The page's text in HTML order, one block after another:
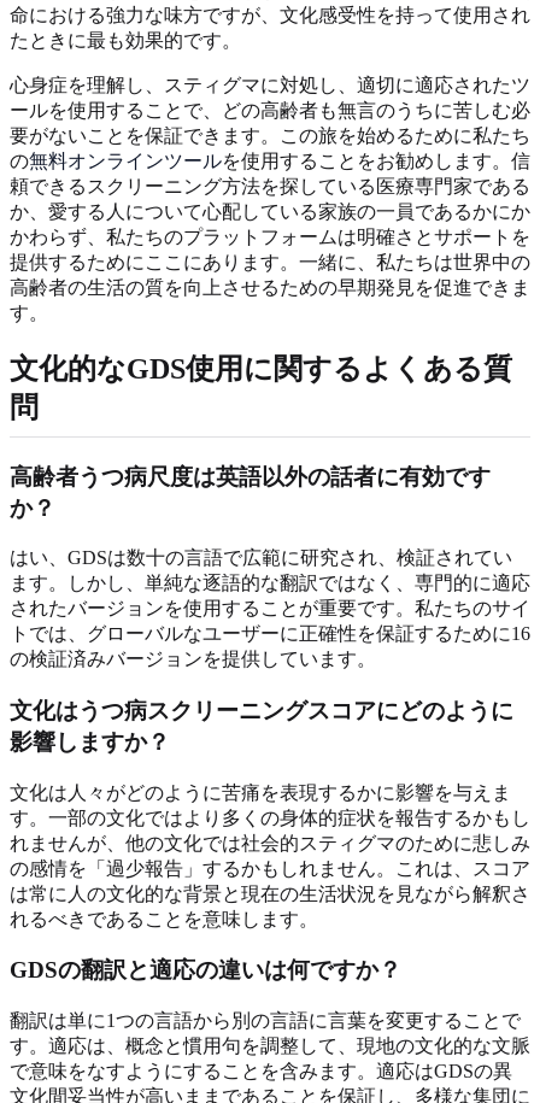
命における強力な味方ですが、文化感受性を持って使用され
たときに最も効果的です。
心身症を理解し、スティグマに対処し、適切に適応されたツ
ールを使用することで、どの高齢者も無言のうちに苦しむ必
要がないことを保証できます。この旅を始めるために私たち
の無料オンラインツールを使用することをお勧めします。信
頼できるスクリーニング方法を探している医療専門家である
か、愛する人について心配している家族の一員であるかにか
かわらず、私たちのプラットフォームは明確さとサポートを
提供するためにここにあります。一緒に、私たちは世界中の
高齢者の生活の質を向上させるための早期発見を促進できま
す。
文化的なGDS使用に関するよくある質
問
高齢者うつ病尺度は英語以外の話者に有効です
か？
はい、GDSは数十の言語で広範に研究され、検証されてい
ます。しかし、単純な逐語的な翻訳ではなく、専門的に適応
されたバージョンを使用することが重要です。私たちのサイ
トでは、グローバルなユーザーに正確性を保証するために16
の検証済みバージョンを提供しています。
文化はうつ病スクリーニングスコアにどのように
影響しますか？
文化は人々がどのように苦痛を表現するかに影響を与えま
す。一部の文化ではより多くの身体的症状を報告するかもし
れませんが、他の文化では社会的スティグマのために悲しみ
の感情を「過少報告」するかもしれません。これは、スコア
は常に人の文化的な背景と現在の生活状況を見ながら解釈さ
れるべきであることを意味します。
GDSの翻訳と適応の違いは何ですか？
翻訳は単に1つの言語から別の言語に言葉を変更することで
す。適応は、概念と慣用句を調整して、現地の文化的な文脈
で意味をなすようにすることを含みます。適応はGDSの異
文化間妥当性が高いままであることを保証し、多様な集団に